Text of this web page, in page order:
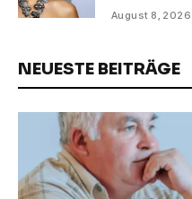
August 8, 2026
NEUESTE BEITRÄGE